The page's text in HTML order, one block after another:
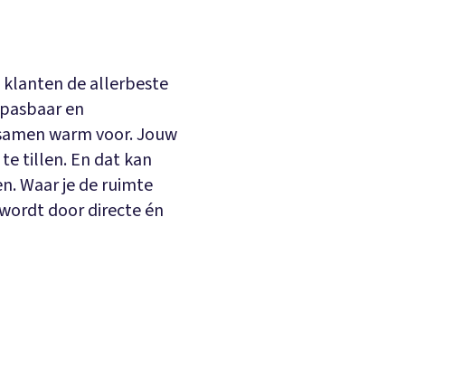
klanten de allerbeste
en
warm voor. Jouw
tillen. En dat kan
Waar je de ruimte
door directe én